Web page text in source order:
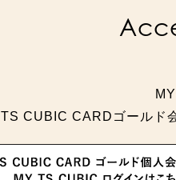
TS CUBIC CARDゴールド